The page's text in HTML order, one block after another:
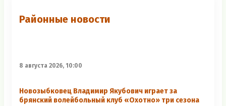
Районные новости
8 августа 2026, 10:00
Новозыбковец Владимир Якубович играет за
брянский волейбольный клуб «Охотно» три сезона